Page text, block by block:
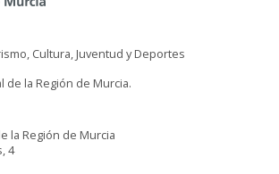
Cultura, Juventud y Deportes
la Región de Murcia.
la Región de Murcia
4